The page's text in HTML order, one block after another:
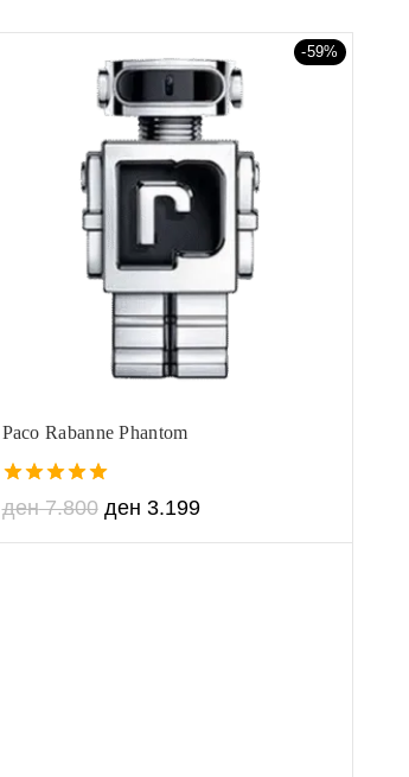
-59%
Paco Rabanne Phantom
5.00
out of 5
ден7.800 ден 3.199